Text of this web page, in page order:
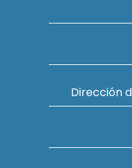
Dirección